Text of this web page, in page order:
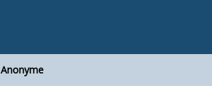
Anonyme